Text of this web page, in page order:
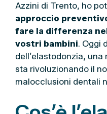
Azzini di Trento, ho
approccio
fare la differenza
vostri bambini. Oggi
dell’elastodonzia,
sta rivoluzionando il
malocclusioni dentali